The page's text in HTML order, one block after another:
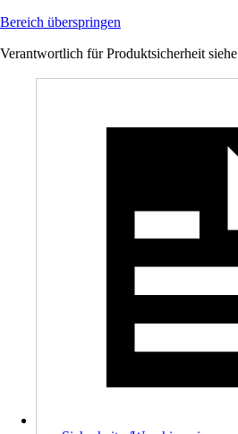
Bereich überspringen
Verantwortlich für Produktsicherheit siehe